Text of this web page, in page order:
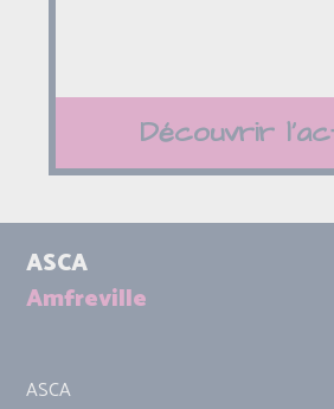
Découvrir
ASCA
Amfreville
ASCA